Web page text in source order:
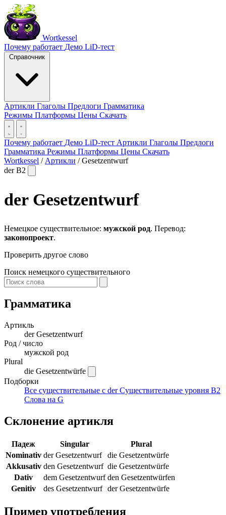
Wortkessel
Почему работает Демо LiD-тест
Справочник
Артикли Глаголы Предлоги Грамматика
Режимы Платформы Цены Скачать
Почему работает Демо LiD-тест Артикли Глаголы Предлоги
Грамматика Режимы Платформы Цены Скачать
Wortkessel / Артикли / Gesetzentwurf
derB2
derGesetzentwurf
Немецкое существительное: мужской род. Перевод:
законопроект.
Проверить другое слово
Поиск немецкого существительного
Грамматика
Артикль
derGesetzentwurf
Род / число
мужской род
Plural
die Gesetzentwürfe
Подборки
Все существительные с derСуществительные уровня B2
Слова на G
Склонение артикля
Падеж Singular
Plural
Nominativ der Gesetzentwurf
die Gesetzentwürfe
Akkusativ den Gesetzentwurf die Gesetzentwürfe
Dativ
dem Gesetzentwurf den Gesetzentwürfen
Genitiv
des Gesetzentwurf der Gesetzentwürfe
Пример употребления